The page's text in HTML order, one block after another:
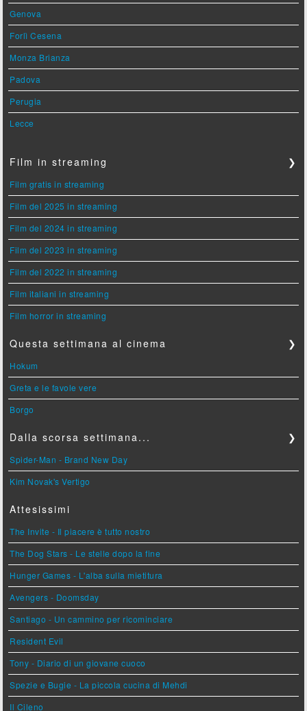
Genova
Forlì Cesena
Monza Brianza
Padova
Perugia
Lecce
Film in streaming ❯
Film gratis in streaming
Film del 2025 in streaming
Film del 2024 in streaming
Film del 2023 in streaming
Film del 2022 in streaming
Film italiani in streaming
Film horror in streaming
Questa settimana al cinema ❯
Hokum
Greta e le favole vere
Borgo
Dalla scorsa settimana... ❯
Spider-Man - Brand New Day
Kim Novak's Vertigo
Attesissimi
The Invite - Il piacere è tutto nostro
The Dog Stars - Le stelle dopo la fine
Hunger Games - L'alba sulla mietitura
Avengers - Doomsday
Santiago - Un cammino per ricominciare
Resident Evil
Tony - Diario di un giovane cuoco
Spezie e Bugie - La piccola cucina di Mehdi
Il Cileno